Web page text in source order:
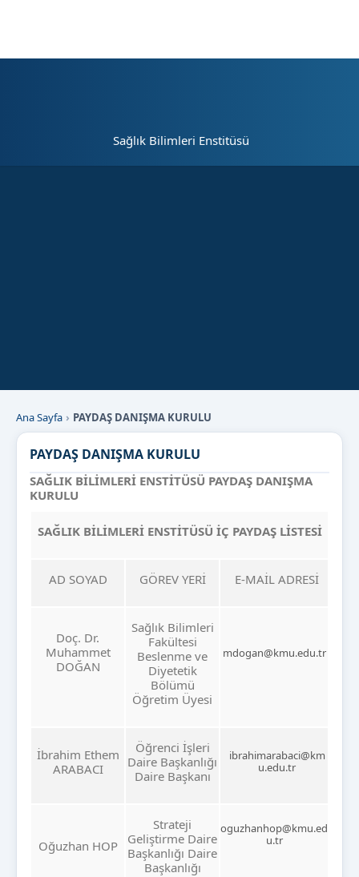
Sağlık Bilimleri Enstitüsü
Ana Sayfa PAYDAŞ DANIŞMA KURULU
PAYDAŞ DANIŞMA KURULU
SAĞLIK BİLİMLERİ ENSTİTÜSÜ PAYDAŞ DANIŞMA
KURULU
SAĞLIK BİLİMLERİ ENSTİTÜSÜ İÇ PAYDAŞ LİSTESİ
AD SOYAD GÖREV YERİ E-MAİL ADRESİ
Doç. Dr.
Muhammet
DOĞAN
Sağlık Bilimleri
Fakültesi
Beslenme ve
Diyetetik
Bölümü
Öğretim Üyesi
mdogan@kmu.edu.tr
İbrahim Ethem
ARABACI
Öğrenci İşleri
Daire Başkanlığı
Daire Başkanı
ibrahimarabaci@km
u.edu.tr
Oğuzhan HOP
Strateji
Geliştirme Daire
Başkanlığı Daire
Başkanlığı
oguzhanhop@kmu.ed
u.tr